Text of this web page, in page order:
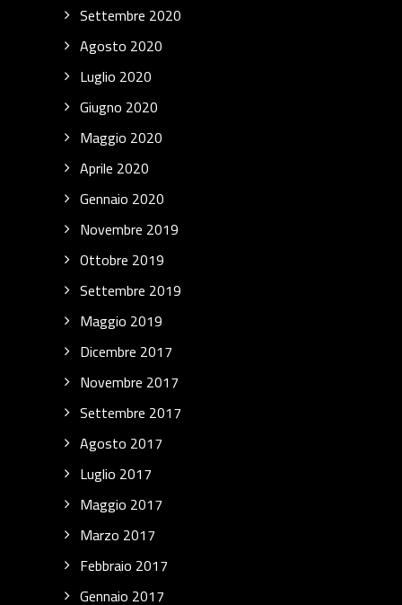
Settembre 2020
Agosto 2020
Luglio 2020
Giugno 2020
Maggio 2020
Aprile 2020
Gennaio 2020
Novembre 2019
Ottobre 2019
Settembre 2019
Maggio 2019
Dicembre 2017
Novembre 2017
Settembre 2017
Agosto 2017
Luglio 2017
Maggio 2017
Marzo 2017
Febbraio 2017
Gennaio 2017